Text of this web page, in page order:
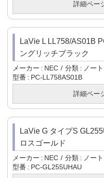
詳細ペー
LaVie L LL758/AS01B
ングリッチブラック
メーカー NEC 分類
ノー
型番
PC-LL758AS01B
詳細ペー
LaVie G タイプS
ロスゴールド
メーカー NEC 分類
ノー
型番
PC-GL255UHAU